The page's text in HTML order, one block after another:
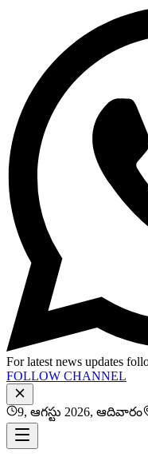
For latest news updates
FOLLOW CHANNEL
9, ఆగస్టు 2026, ఆదివారం